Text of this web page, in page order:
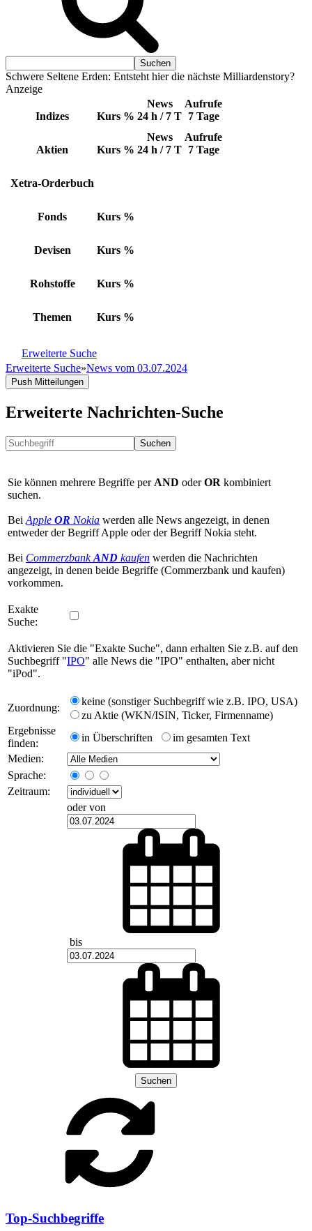
Schwere Seltene Erden: Entsteht hier die nächste Milliardenstory?
Anzeige
Indizes Kurs %
News
24 h / 7 T
Aufrufe
7 Tage
Aktien Kurs %
News
24 h / 7 T
Aufrufe
7 Tage
Xetra-Orderbuch
Fonds Kurs %
Devisen Kurs %
Rohstoffe Kurs %
Themen Kurs %
Erweiterte Suche
Erweiterte Suche»News vom 03.07.2024
Push Mitteilungen
Erweiterte Nachrichten-Suche
Suchen
Sie können mehrere Begriffe per AND oderOR kombiniert
suchen.
Bei Apple OR Nokia werden alle News angezeigt, in denen
entweder der Begriff Apple oder der Begriff Nokia steht.
Bei CommerzbankAND kaufen werden die Nachrichten
angezeigt, in denen beide Begriffe (Commerzbank und kaufen)
vorkommen.
Exakte
Suche:
Aktivieren Sie die "Exakte Suche", dann erhalten Sie z.B. auf den
Suchbegriff "IPO" alle News die "IPO" enthalten, aber nicht
"iPod".
Zuordnung:
keine (sonstiger Suchbegriff wie z.B. IPO, USA)
zu Aktie (WKN/ISIN, Ticker, Firmenname)
Ergebnisse
finden:
in Überschriften
im gesamten Text
Medien:
Sprache:
Zeitraum:
oder von
bis
Suchen
Top-Suchbegriffe